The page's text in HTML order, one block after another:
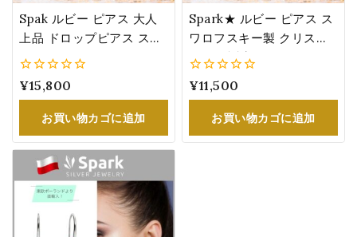
Spak ルビー ピアス 大人
上品 ドロップピアス スワ
ロフスキー®・クリスタル
ース 誕生日 プレゼント お
祝い 女性
0
5
¥15,800
お買い物カゴに追加
Spark★ ルビー ピアス ス
ワロフスキー製 クリスタ
ル 7月 誕生石 カラー レデ
女性
0
5
¥11,500
お買い物カゴに追加